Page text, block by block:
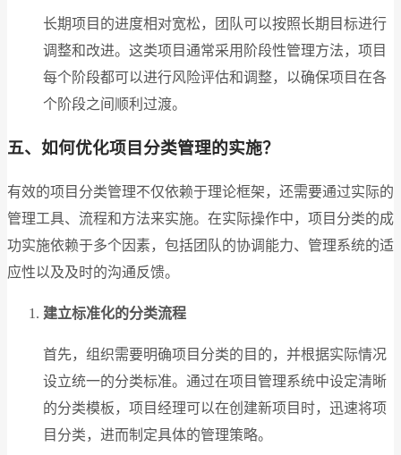
长期项目的进度相对宽松，团队可以按照长期目标进行
调整和改进。这类项目通常采用阶段性管理方法，项目
每个阶段都可以进行风险评估和调整，以确保项目在各
个阶段之间顺利过渡。
五、如何优化项目分类管理的实施？
有效的项目分类管理不仅依赖于理论框架，还需要通过实际的
管理工具、流程和方法来实施。在实际操作中，项目分类的成
功实施依赖于多个因素，包括团队的协调能力、管理系统的适
应性以及及时的沟通反馈。
建立标准化的分类流程
首先，组织需要明确项目分类的目的，并根据实际情况
设立统一的分类标准。通过在项目管理系统中设定清晰
的分类模板，项目经理可以在创建新项目时，迅速将项
目分类，进而制定具体的管理策略。